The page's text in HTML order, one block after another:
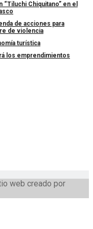
Chiquitano” en el
de acciones para
de violencia
turística
los emprendimientos
web creado por